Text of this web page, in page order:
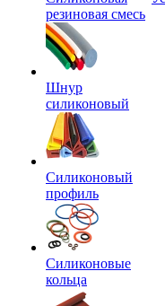
резиновая смесь
Шнур
силиконовый
Силиконовый
профиль
Силиконовые
кольца